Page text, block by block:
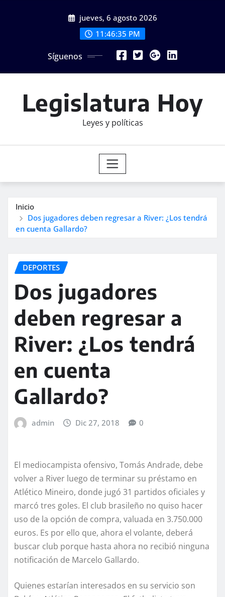
jueves, 6 agosto 2026
11:46:36 PM
Síguenos
Legislatura Hoy
Leyes y políticas
Inicio
Dos jugadores deben regresar a River: ¿Los tendrá
en cuenta Gallardo?
DEPORTES
Dos jugadores
deben regresar a
River: ¿Los tendrá
en cuenta
Gallardo?
admin Dic 27, 2018 0
El mediocampista ofensivo, Tomás Andrade, debe
volver a River luego de terminar su préstamo en
Atlético Mineiro, donde jugó 31 partidos oficiales y
marcó tres goles. El club brasileño no quiso hacer
uso de la opción de compra, valuada en 3.750.000
euros. Es por ello que, ahora el volante, deberá
buscar club porque hasta ahora no recibió ninguna
notificación de Marcelo Gallardo.
Quienes estarían interesados en su servicio son